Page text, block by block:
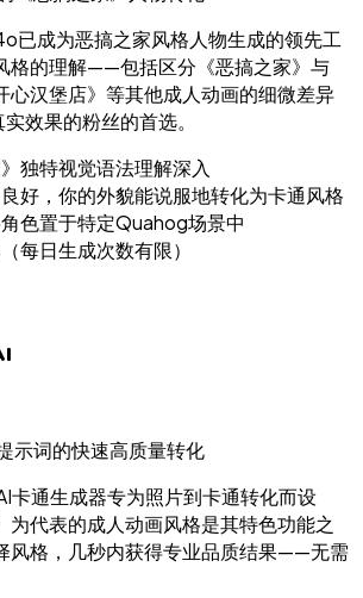
已成为恶搞之家风格人物生成的领先工
格的理解——包括区分《恶搞之家》与
心汉堡店》等其他成人动画的细微差异
效果的粉丝的首选。
独特视觉语法理解深入
好，你的外貌能说服地转化为卡通风格
色置于特定Quahog场景中
每日生成次数有限）
示词的快速高质量转化
通生成器专为照片到卡通转化而设
为代表的成人动画风格是其特色功能之
风格，几秒内获得专业品质结果——无需